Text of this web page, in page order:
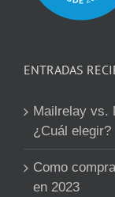
ENTRADAS
Mailrelay vs.
¿Cuál elegir?
Como
en 2023